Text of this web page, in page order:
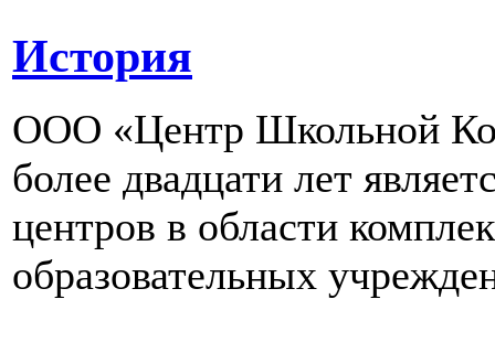
История
ООО «Центр Школьной
более двадцати лет
центров в области
образовательных